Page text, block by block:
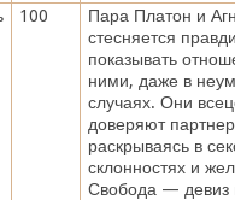
100
Пара Платон и
стесняется
показывать
ними, даже в
случаях. Они
доверяют
раскрываясь в
склонностях и
Свобода — девиз